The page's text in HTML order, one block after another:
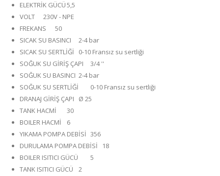
ELEKTRİK GÜCÜ5,5
VOLT
230V - NPE
FREKANS
50
SICAK SU BASINCI
2-4 bar
SICAK SU SERTLİĞİ
0-10 Fransız su sertliği
SOĞUK SU GİRİŞ ÇAPI
3/4 ''
SOĞUK SU BASINCI 2-4 bar
SOĞUK SU SERTLİĞİ
0-10 Fransız su sertliği
DRANAJ GİRİŞ ÇAPI
Ø 25
TANK HACMİ
30
BOILER HACMİ
6
YIKAMA POMPA DEBİSİ 356
DURULAMA POMPA DEBİSİ
18
BOILER ISITICI GÜCÜ
5
TANK ISITICI GÜCÜ
2